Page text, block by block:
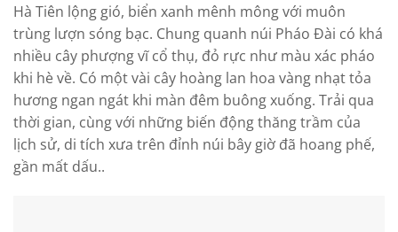
Hà Tiên lộng gió, biển xanh mênh mông với muôn
trùng lượn sóng bạc. Chung quanh núi Pháo Đài có khá
nhiều cây phượng vĩ cổ thụ, đỏ rực như màu xác pháo
khi hè về. Có một vài cây hoàng lan hoa vàng nhạt tỏa
hương ngan ngát khi màn đêm buông xuống. Trải qua
thời gian, cùng với những biến động thăng trầm của
lịch sử, di tích xưa trên đỉnh núi bây giờ đã hoang phế,
gần mất dấu..